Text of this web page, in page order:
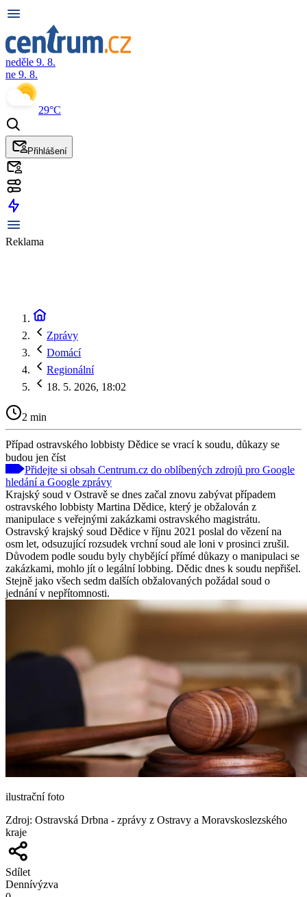
neděle 9. 8.
ne 9. 8.
29°C
Přihlášení
Reklama
Zprávy
Domácí
Regionální
18. 5. 2026, 18:02
2 min
Případ ostravského lobbisty Dědice se vrací k soudu, důkazy se
budou jen číst
Přidejte si obsah Centrum.cz do oblíbených zdrojů pro Google
hledání a Google zprávy
Krajský soud v Ostravě se dnes začal znovu zabývat případem
ostravského lobbisty Martina Dědice, který je obžalován z
manipulace s veřejnými zakázkami ostravského magistrátu.
Ostravský krajský soud Dědice v říjnu 2021 poslal do vězení na
osm let, odsuzující rozsudek vrchní soud ale loni v prosinci zrušil.
Důvodem podle soudu byly chybějící přímé důkazy o manipulaci se
zakázkami, mohlo jít o legální lobbing. Dědic dnes k soudu nepřišel.
Stejně jako všech sedm dalších obžalovaných požádal soud o
jednání v nepřítomnosti.
ilustrační foto
Zdroj: Ostravská Drbna - zprávy z Ostravy a Moravskoslezského
kraje
Sdílet
Dennívýzva